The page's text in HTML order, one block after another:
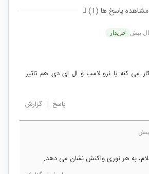
مشاهده پاسخ ها (1)
خریدار
می کنه یا نرو لامپ و ال ای دی هم تاثیر
پاسخ | گزارش
به هر نوری واکنش نشان می دهد.